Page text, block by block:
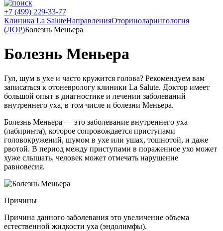
+7 (499) 229-33-77
Клиника La SaluteНаправленияОториноларингология
(ЛОР)Болезнь Меньера
Болезнь Меньера
Гул, шум в ухе и часто кружится голова? Рекомендуем вам
записаться к отоневрологу клиники La Salute. Доктор имеет
большой опыт в диагностике и лечении заболеваний
внутреннего уха, в том числе и болезни Меньера.
Болезнь Меньера — это заболевание внутреннего уха
(лабиринта), которое сопровождается приступами
головокружений, шумом в ухе или ушах, тошнотой, и даже
рвотой. В период между приступами в пораженное ухо может
хуже слышать, человек может отмечать нарушение
равновесия.
Причины
Причина данного заболевания это увеличение объема
естественной жидкости уха (эндолимфы).